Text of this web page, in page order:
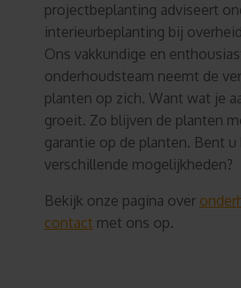
projectbeplanting adviseert
interieurbeplanting bij
Ons vakkundige en
onderhoudsteam neemt de
planten op zich. Want wat je
groeit. Zo blijven de planten
garantie op de planten. Bent u
verschillende mogelijkheden?
Bekijk onze pagina over
contact met ons op.